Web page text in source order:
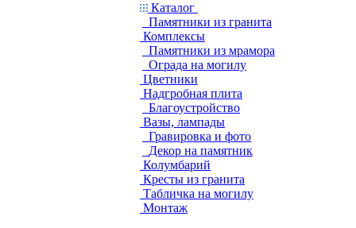
Каталог
Памятники из гранита
Комплексы
Памятники из мрамора
Ограда на могилу
Цветники
Надгробная плита
Благоустройство
Вазы, лампады
Гравировка и фото
Декор на памятник
Колумбарий
Кресты из гранита
Табличка на могилу
Монтаж